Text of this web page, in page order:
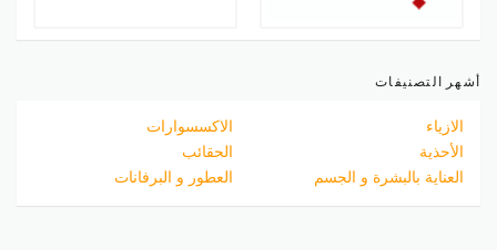
أشهر التصنيفات
الازياء
الاكسسوارات
الأحذية
الحقائب
العناية بالبشرة و الجسم
العطور و البرفانات